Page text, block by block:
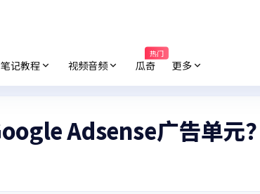
笔记教程 视频音频 瓜奇
热门
更多
Adsense广告单元？